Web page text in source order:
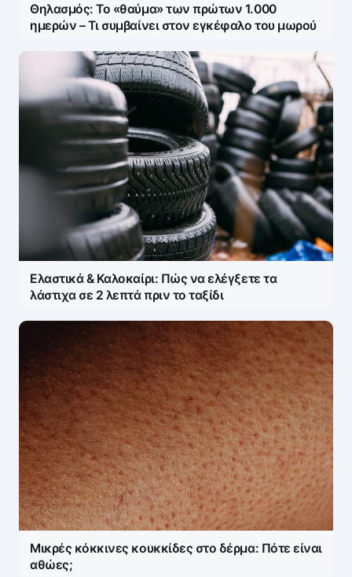
Θηλασμός: Το «θαύμα» των πρώτων 1.000
ημερών – Τι συμβαίνει στον εγκέφαλο του μωρού
Ελαστικά & Καλοκαίρι: Πώς να ελέγξετε τα
λάστιχα σε 2 λεπτά πριν το ταξίδι
Μικρές κόκκινες κουκκίδες στο δέρμα: Πότε είναι
αθώες;